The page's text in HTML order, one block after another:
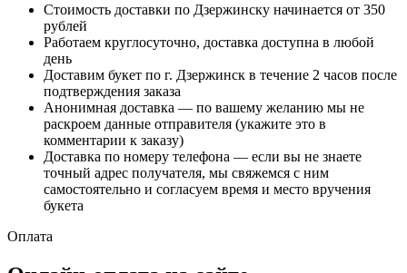
Стоимость доставки по Дзержинску начинается от 350
рублей
Работаем круглосуточно, доставка доступна в любой
день
Доставим букет по г. Дзержинск в течение 2 часов после
подтверждения заказа
Анонимная доставка — по вашему желанию мы не
раскроем данные отправителя (укажите это в
комментарии к заказу)
Доставка по номеру телефона — если вы не знаете
точный адрес получателя, мы свяжемся с ним
самостоятельно и согласуем время и место вручения
букета
Оплата